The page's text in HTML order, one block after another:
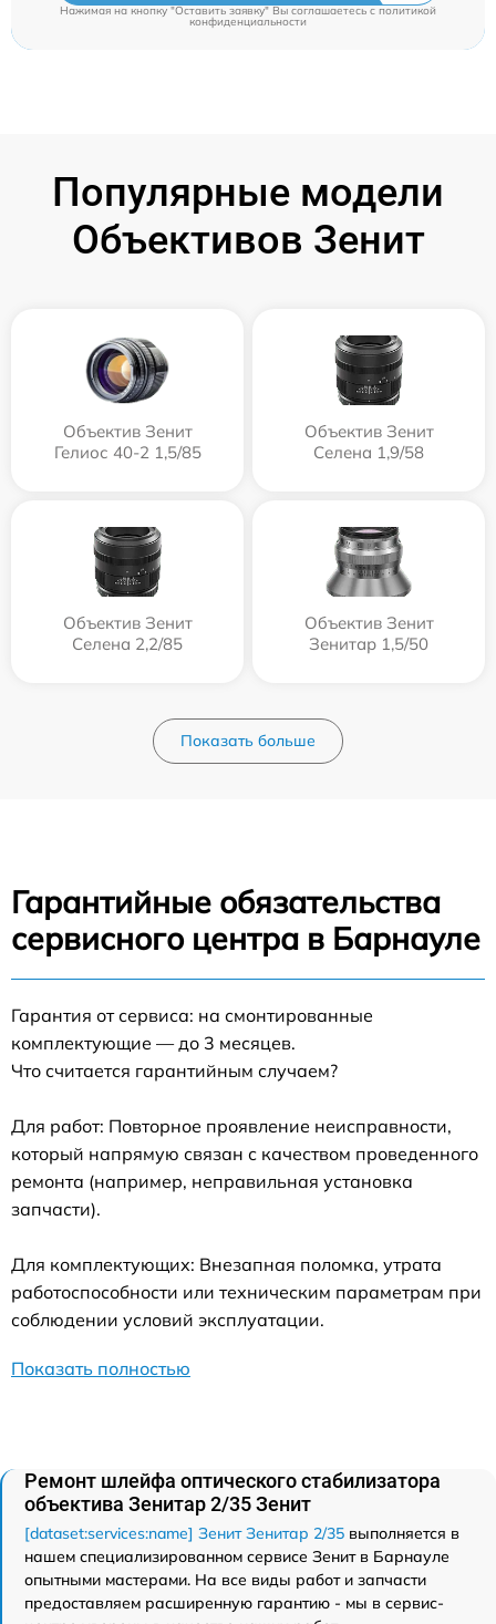
Нажимая на кнопку "Оставить заявку" Вы соглашаетесь cполитикой
конфиденциальности
Популярные модели
Объективов Зенит
Объектив Зенит
Гелиос 40-2 1,5/85
Объектив Зенит
Селена 1,9/58
Объектив Зенит
Селена 2,2/85
Объектив Зенит
Зенитар 1,5/50
Показать больше
Гарантийные обязательства
сервисного центра в Барнауле
Гарантия от сервиса: на смонтированные
комплектующие — до 3 месяцев.
Что считается гарантийным случаем?
Для работ: Повторное проявление неисправности,
который напрямую связан с качеством проведенного
ремонта (например, неправильная установка
запчасти).
Для комплектующих: Внезапная поломка, утрата
работоспособности или техническим параметрам при
соблюдении условий эксплуатации.
Показать полностью
Ремонт шлейфа оптического стабилизатора
объектива Зенитар 2/35 Зенит
[dataset:services:name] Зенит Зенитар 2/35 выполняется в
нашем специализированном сервисе Зенит в Барнауле
опытными мастерами. На все виды работ и запчасти
предоставляем расширенную гарантию - мы в сервис-